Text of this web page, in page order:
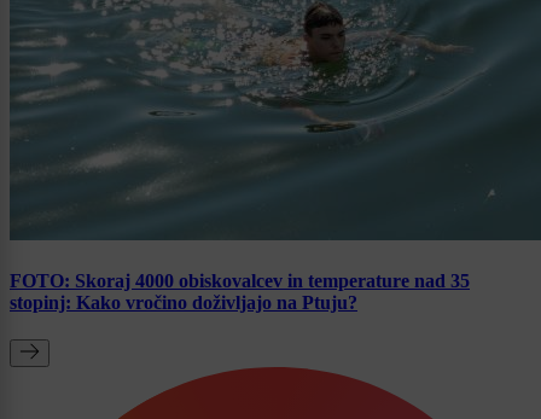
FOTO: Skoraj 4000 obiskovalcev in temperature nad 35
stopinj: Kako vročino doživljajo na Ptuju?